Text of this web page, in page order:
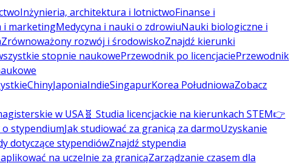
Inżynieria, architektura i lotnictwoFinanse i
i marketingMedycyna i nauki o zdrowiuNauki biologiczne i
Zrównoważony rozwój i środowiskoZnajdź kierunki
stopnie naukowePrzewodnik po licencjaciePrzewodnik
ChinyJaponiaIndieSingapurKorea PołudniowaZobacz
w USA🧬 Studia licencjackie na kierunkach STEM👉
o stypendiumJak studiować za granicą za darmoUzyskanie
dotyczące stypendiówZnajdź stypendia
aplikować na uczelnie za granicąZarządzanie czasem dla